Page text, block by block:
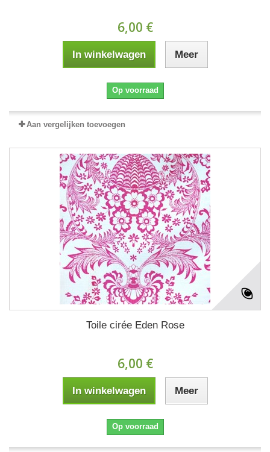
6,00 €
In winkelwagen Meer
Op voorraad
Aan vergelijken toevoegen
Toile cirée Eden Rose
6,00 €
In winkelwagen Meer
Op voorraad